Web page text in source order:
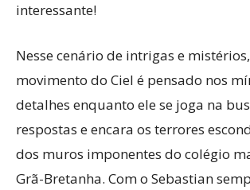
interessante!
Nesse cenário de intrigas e
movimento do Ciel é pensado nos
detalhes enquanto ele se joga na
respostas e encara os terrores
dos muros imponentes do colégio
Grã-Bretanha. Com o Sebastian